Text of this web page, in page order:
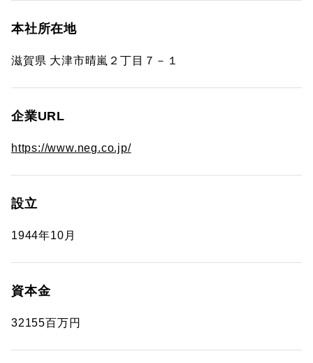
本社所在地
滋賀県 大津市晴嵐２丁目７－１
企業URL
https://www.neg.co.jp/
設立
1944年10月
資本金
32155百万円